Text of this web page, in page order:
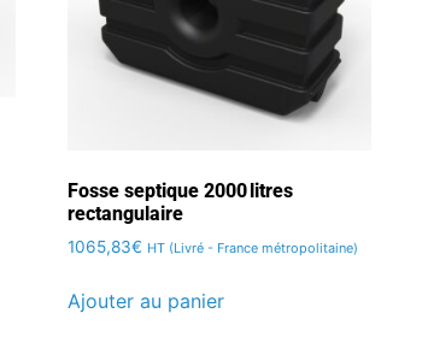
Fosse septique 2000 litres
rectangulaire
1065,83€ HT (Livré - France métropolitaine)
Ajouter au panier